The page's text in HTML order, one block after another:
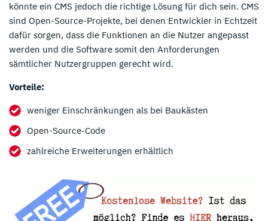
könnte ein CMS jedoch die richtige Lösung für dich sein. CMS
sind Open-Source-Projekte, bei denen Entwickler in Echtzeit
dafür sorgen, dass die Funktionen an die Nutzer angepasst
werden und die Software somit den Anforderungen
sämtlicher Nutzergruppen gerecht wird.
Vorteile:
weniger Einschränkungen als bei Baukästen
Open-Source-Code
zahlreiche Erweiterungen erhältlich